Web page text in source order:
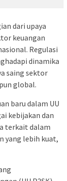
dari upaya
keuangan
Regulasi
dinamika
saing sektor
global.
baru dalam UU
kebijakan dan
terkait dalam
yang lebih kuat,